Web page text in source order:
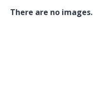
There are no images.